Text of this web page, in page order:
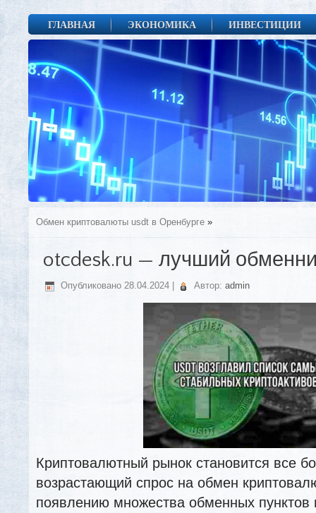
ГЛАВНАЯ ЭКОНОМИКА ИНВЕСТИЦИИ
Обмен криптовалюты usdt в Оренбурге »
otcdesk.ru — лучший
Опубликовано 28.04.2024 Автор: admin
Криптовалютный рынок становится все
возрастающий спрос на обмен
появлению множества обменных